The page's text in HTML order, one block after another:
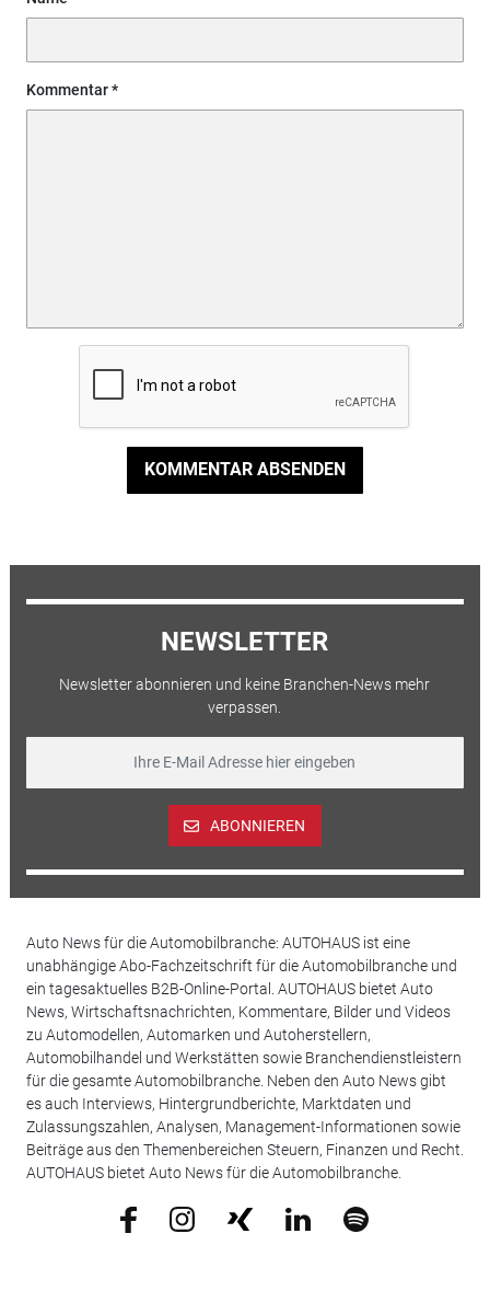
Kommentar
KOMMENTAR ABSENDEN
NEWSLETTER
Newsletter abonnieren und keine Branchen-News mehr
verpassen.
ABONNIEREN
Auto News für die Automobilbranche: AUTOHAUS ist eine
unabhängige Abo-Fachzeitschrift für die Automobilbranche und
ein tagesaktuelles B2B-Online-Portal. AUTOHAUS bietet Auto
News, Wirtschaftsnachrichten, Kommentare, Bilder und Videos
zu Automodellen, Automarken und Autoherstellern,
Automobilhandel und Werkstätten sowie Branchendienstleistern
für die gesamte Automobilbranche. Neben den Auto News gibt
es auch Interviews, Hintergrundberichte, Marktdaten und
Zulassungszahlen, Analysen, Management-Informationen sowie
Beiträge aus den Themenbereichen Steuern, Finanzen und Recht.
AUTOHAUS bietet Auto News für die Automobilbranche.